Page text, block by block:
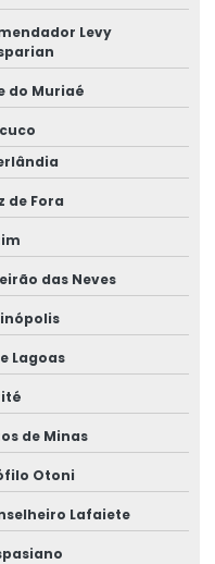
Online
Comércio
Comercial
Levy
do Muriaé
de Fora
das Neves
Lagoas
de Minas
Otoni
Lafaiete